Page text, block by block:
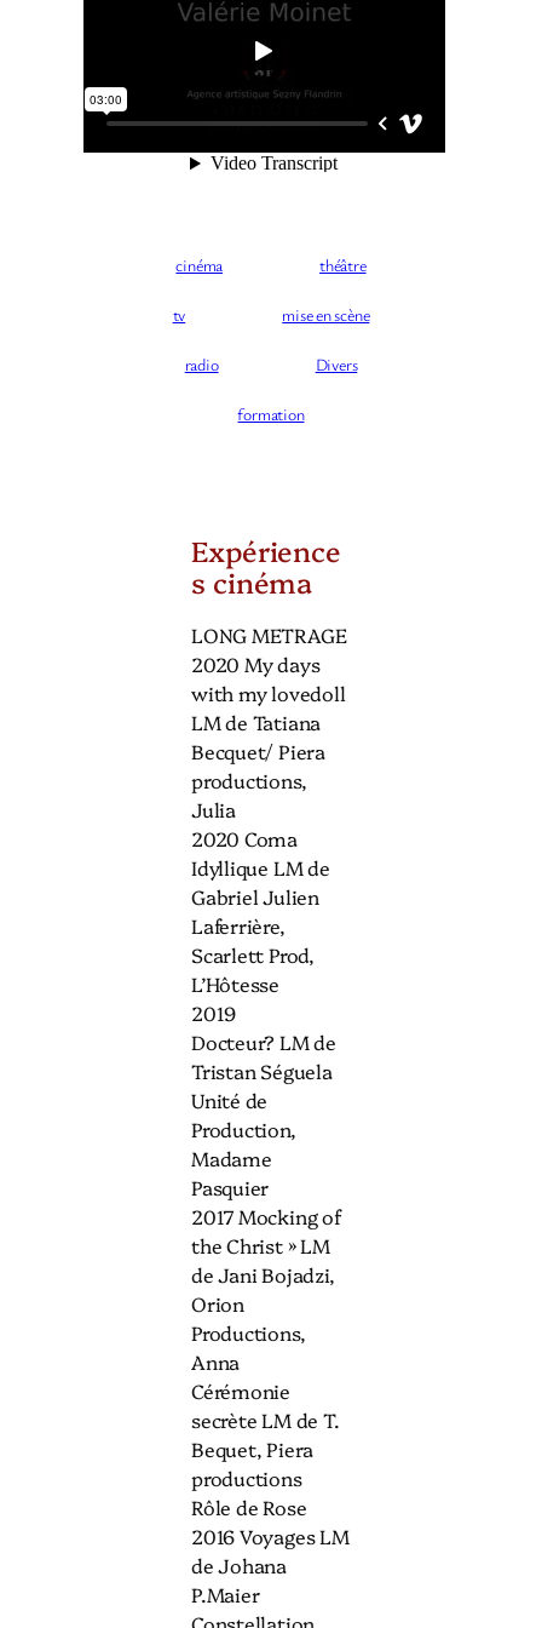
cinéma théâtre
tv mise en scène
radio Divers
formation
Expérience
s cinéma
LONG METRAGE
2020 My days
with my lovedoll
LM de Tatiana
Becquet/ Piera
productions,
Julia
2020 Coma
Idyllique LM de
Gabriel Julien
Laferrière,
Scarlett Prod,
L’Hôtesse
2019
Docteur? LM de
Tristan Séguela
Unité de
Production,
Madame
Pasquier
2017 Mocking of
the Christ » LM
de Jani Bojadzi,
Orion
Productions,
Anna
Cérémonie
secrète LM de T.
Bequet, Piera
productions
Rôle de Rose
2016 Voyages LM
de Johana
P.Maier